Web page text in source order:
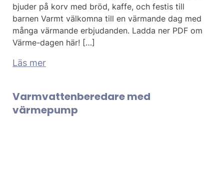
bjuder på korv med bröd, kaffe, och festis till
barnen Varmt välkomna till en värmande dag med
många värmande erbjudanden. Ladda ner PDF om
Värme-dagen här! […]
Läs mer
Varmvattenberedare med
värmepump